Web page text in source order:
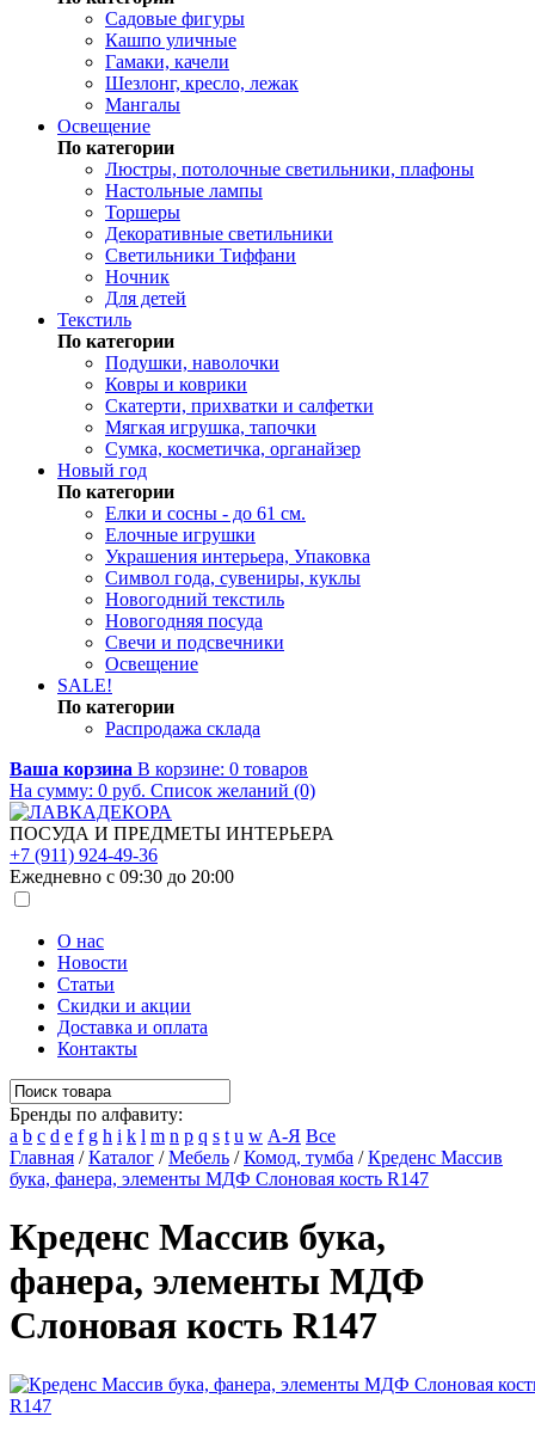
Садовые фигуры
Кашпо уличные
Гамаки, качели
Шезлонг, кресло, лежак
Мангалы
Освещение
По категории
Люстры, потолочные светильники, плафоны
Настольные лампы
Торшеры
Декоративные светильники
Светильники Тиффани
Ночник
Для детей
Текстиль
По категории
Подушки, наволочки
Ковры и коврики
Скатерти, прихватки и салфетки
Мягкая игрушка, тапочки
Сумка, косметичка, органайзер
Новый год
По категории
Елки и сосны - до 61 см.
Елочные игрушки
Украшения интерьера, Упаковка
Символ года, сувениры, куклы
Новогодний текстиль
Новогодняя посуда
Свечи и подсвечники
Освещение
SALE!
По категории
Распродажа склада
Ваша корзина В корзине: 0 товаров
На сумму: 0 руб. Список желаний (0)
ПОСУДА И ПРЕДМЕТЫ ИНТЕРЬЕРА
+7 (911) 924-49-36
Ежедневно с 09:30 до 20:00
О нас
Новости
Статьи
Скидки и акции
Доставка и оплата
Контакты
Бренды по алфавиту:
a b c d e f g h i k l m n p q s t u w А-Я Все
Главная /Каталог /Мебель /Комод, тумба /Креденс Массив
бука, фанера, элементы МДФ Слоновая кость R147
Креденс Массив бука,
фанера, элементы МДФ
Слоновая кость R147